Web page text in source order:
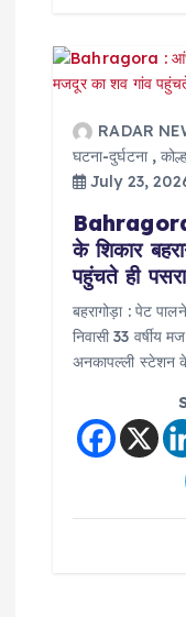
RADAR
घटना-दुर्घटना,
July 23,
के शिकार
पहुंचते ही
बहरागोड़ा : पेट
निवासी 33 वर्षीय
अनकापल्ली स्टेशन